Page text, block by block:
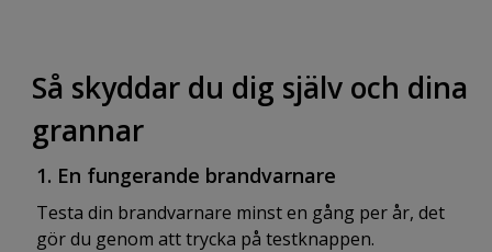
Så skyddar du dig själv och dina
grannar
1. En fungerande brandvarnare
Testa din brandvarnare minst en gång per år, det
gör du genom att trycka på testknappen.